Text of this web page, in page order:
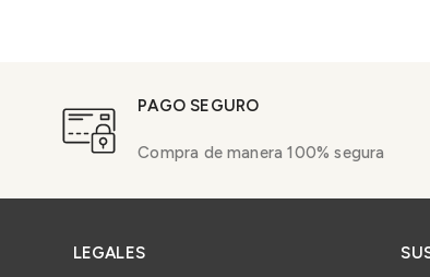
PAGO SEGURO
Compra de manera 100% segura
LEGALES